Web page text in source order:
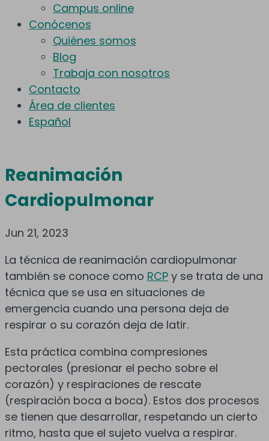
Campus online
Conócenos
Quiénes somos
Blog
Trabaja con nosotros
Contacto
Área de clientes
Español
Reanimación
Cardiopulmonar
Jun 21, 2023
La técnica de reanimación cardiopulmonar
también se conoce como RCP y se trata de una
técnica que se usa en situaciones de
emergencia cuando una persona deja de
respirar o su corazón deja de latir.
Esta práctica combina compresiones
pectorales (presionar el pecho sobre el
corazón) y respiraciones de rescate
(respiración boca a boca). Estos dos procesos
se tienen que desarrollar, respetando un cierto
ritmo, hasta que el sujeto vuelva a respirar.